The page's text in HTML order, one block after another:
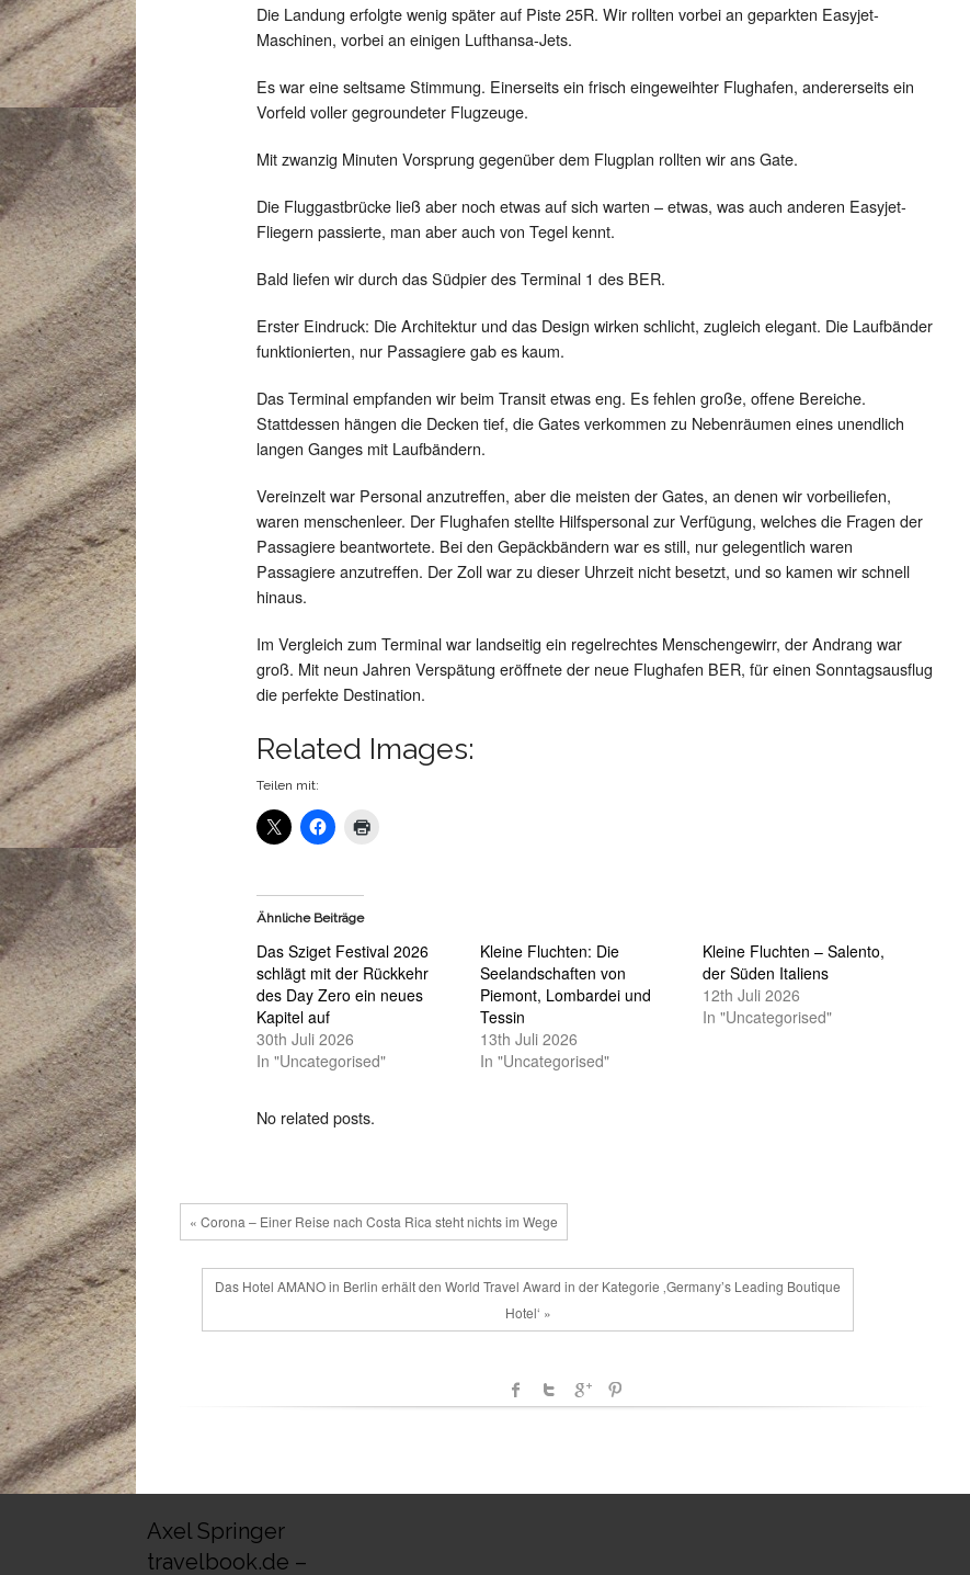
Die Landung erfolgte wenig später auf Piste 25R. Wir rollten vorbei an geparkten Easyjet-
Maschinen, vorbei an einigen Lufthansa-Jets.
Es war eine seltsame Stimmung. Einerseits ein frisch eingeweihter Flughafen, andererseits ein
Vorfeld voller gegroundeter Flugzeuge.
Mit zwanzig Minuten Vorsprung gegenüber dem Flugplan rollten wir ans Gate.
Die Fluggastbrücke ließ aber noch etwas auf sich warten – etwas, was auch anderen Easyjet-
Fliegern passierte, man aber auch von Tegel kennt.
Bald liefen wir durch das Südpier des Terminal 1 des BER.
Erster Eindruck: Die Architektur und das Design wirken schlicht, zugleich elegant. Die Laufbänder
funktionierten, nur Passagiere gab es kaum.
Das Terminal empfanden wir beim Transit etwas eng. Es fehlen große, offene Bereiche.
Stattdessen hängen die Decken tief, die Gates verkommen zu Nebenräumen eines unendlich
langen Ganges mit Laufbändern.
Vereinzelt war Personal anzutreffen, aber die meisten der Gates, an denen wir vorbeiliefen,
waren menschenleer. Der Flughafen stellte Hilfspersonal zur Verfügung, welches die Fragen der
Passagiere beantwortete. Bei den Gepäckbändern war es still, nur gelegentlich waren
Passagiere anzutreffen. Der Zoll war zu dieser Uhrzeit nicht besetzt, und so kamen wir schnell
hinaus.
Im Vergleich zum Terminal war landseitig ein regelrechtes Menschengewirr, der Andrang war
groß. Mit neun Jahren Verspätung eröffnete der neue Flughafen BER, für einen Sonntagsausflug
die perfekte Destination.
Related Images:
Teilen mit:
Ähnliche Beiträge
Das Sziget Festival 2026
schlägt mit der Rückkehr
des Day Zero ein neues
Kapitel auf
30th Juli 2026
In "Uncategorised"
Kleine Fluchten: Die
Seelandschaften von
Piemont, Lombardei und
Tessin
13th Juli 2026
In "Uncategorised"
Kleine Fluchten – Salento,
der Süden Italiens
12th Juli 2026
In "Uncategorised"
No related posts.
« Corona – Einer Reise nach Costa Rica steht nichts im Wege
Das Hotel AMANO in Berlin erhält den World Travel Award in der Kategorie ‚Germany’s Leading Boutique
Hotel‘ »
Axel Springer
travelbook.de –